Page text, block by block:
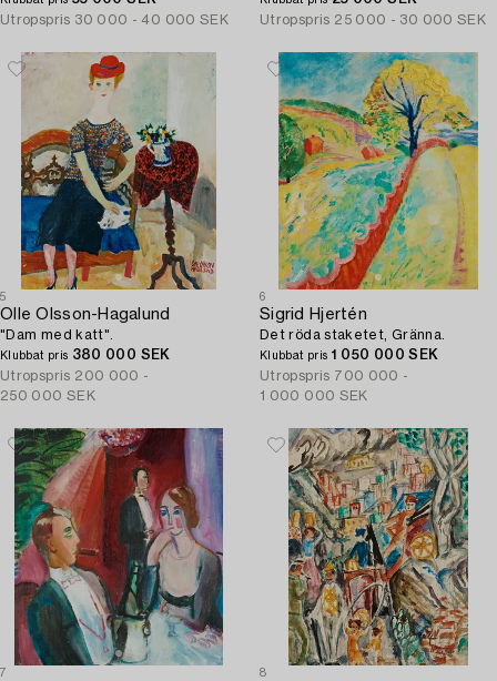
Utropspris 30 000 - 40 000 SEK
Utropspris 25 000 - 30 000 SEK
5
Olle Olsson-Hagalund
"Dam med katt".
Klubbat pris 380 000 SEK
Utropspris 200 000 -
250 000 SEK
6
Sigrid Hjertén
Det röda staketet, Gränna.
Klubbat pris 1 050 000 SEK
Utropspris 700 000 -
1 000 000 SEK
7 8